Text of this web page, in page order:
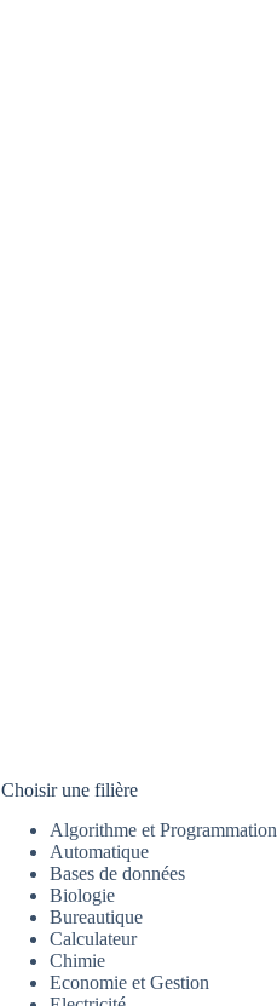
Choisir une filière
Algorithme et Programmation
Automatique
Bases de données
Biologie
Bureautique
Calculateur
Chimie
Economie et Gestion